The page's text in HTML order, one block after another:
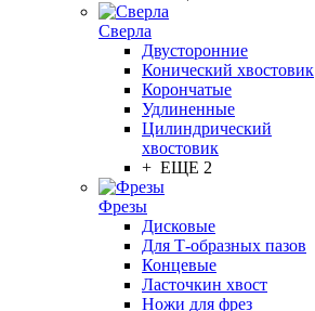
Сверла
Двусторонние
Конический хвостовик
Корончатые
Удлиненные
Цилиндрический
хвостовик
+ ЕЩЕ 2
Фрезы
Дисковые
Для Т-образных пазов
Концевые
Ласточкин хвост
Ножи для фрез